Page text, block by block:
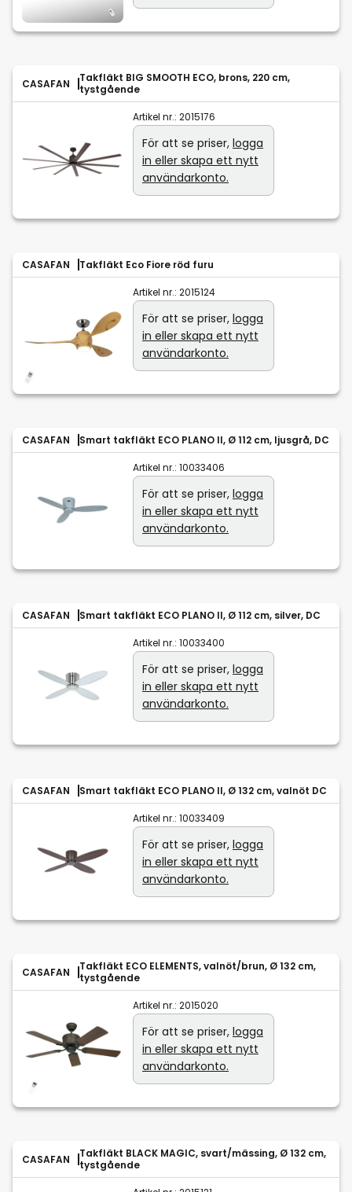
CASAFAN
Takfläkt BIG SMOOTH ECO, brons, 220 cm,
tystgående
Artikel nr.: 2015176
För att se priser, logga
in eller skapa ett nytt
användarkonto.
CASAFAN Takfläkt Eco Fiore röd furu
Artikel nr.: 2015124
För att se priser, logga
in eller skapa ett nytt
användarkonto.
CASAFAN Smart takfläkt ECO PLANO II, Ø 112 cm, ljusgrå, DC
Artikel nr.: 10033406
För att se priser, logga
in eller skapa ett nytt
användarkonto.
CASAFAN Smart takfläkt ECO PLANO II, Ø 112 cm, silver, DC
Artikel nr.: 10033400
För att se priser, logga
in eller skapa ett nytt
användarkonto.
CASAFAN Smart takfläkt ECO PLANO II, Ø 132 cm, valnöt DC
Artikel nr.: 10033409
För att se priser, logga
in eller skapa ett nytt
användarkonto.
CASAFAN
Takfläkt ECO ELEMENTS, valnöt/brun, Ø 132 cm,
tystgående
Artikel nr.: 2015020
För att se priser, logga
in eller skapa ett nytt
användarkonto.
CASAFAN
Takfläkt BLACK MAGIC, svart/mässing, Ø 132 cm,
tystgående